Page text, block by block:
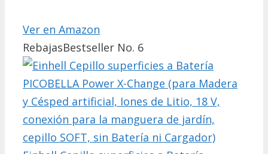
Ver en Amazon
RebajasBestseller No. 6